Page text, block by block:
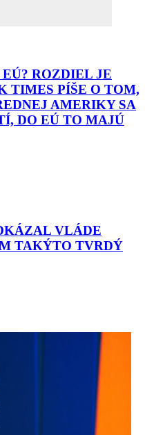
ROZDIEL JE
TIMES PÍŠE O TOM,
AMERIKY SA
DO EÚ TO MAJÚ
VLÁDE
TAKÝTO TVRDÝ